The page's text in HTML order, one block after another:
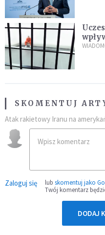
SKOMENTUJ
Atak rakietowy Iranu na
Zaloguj się lub skomentuj jako
Twój komentarz
DODAJ